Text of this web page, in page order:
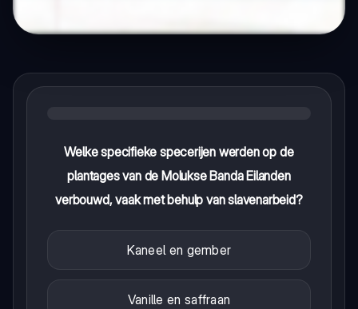
Welke specifieke specerijen werden op de
plantages van de Molukse Banda Eilanden
verbouwd, vaak met behulp van slavenarbeid?
Kaneel en gember
Vanille en saffraan